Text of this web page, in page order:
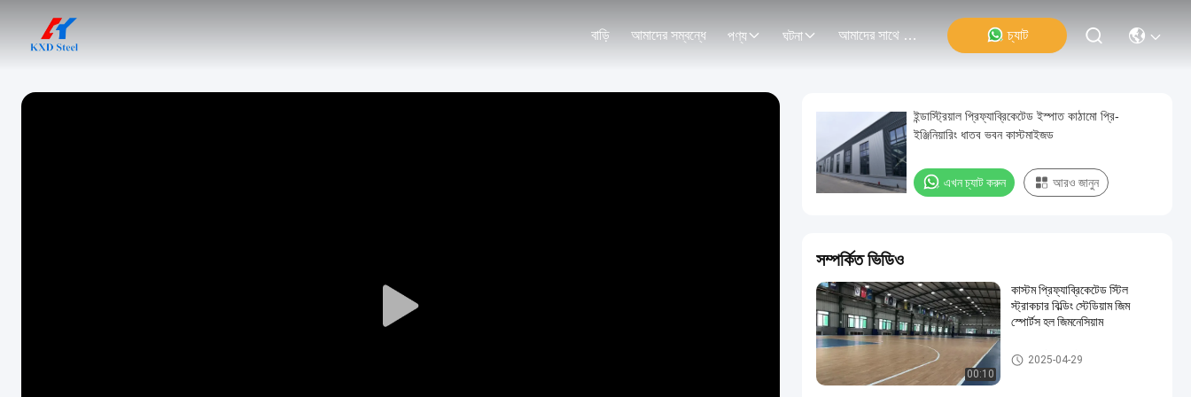
বাড়ি আমাদের সম্বন্ধে পণ্য ঘটনা আমাদের সাথে যোগাযোগ চ্যাট
Play
ইন্ডাস্ট্রিয়াল প্রিফ্যাব্রিকেটেড ইস্পাত কাঠামো প্রি-
ইঞ্জিনিয়ারিং ধাতব ভবন কাস্টমাইজড
এখন চ্যাট করুন আরও জানুন
সম্পর্কিত ভিডিও
00:10
কাস্টম প্রিফ্যাব্রিকেটেড স্টিল
স্ট্রাকচার বিল্ডিং স্টেডিয়াম জিম
স্পোর্টস হল জিমনেসিয়াম
ইস্পাত কাঠামো নির্মাণ
2025-04-29